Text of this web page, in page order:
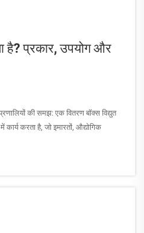
है? प्रकार, उपयोग और
की समझ: एक वितरण बॉक्स विद्युत
करता है, जो इमारतों, औद्योगिक
के लिए एक केंद्रीय हब के रूप में कार्य